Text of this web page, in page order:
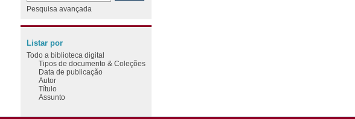
Pesquisa avançada
Listar por
Todo a biblioteca digital
Tipos de documento & Coleções
Data de publicação
Autor
Título
Assunto